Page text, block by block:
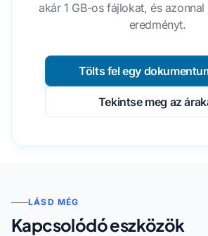
akár 1 GB-os fájlokat, és
eredményt.
Tölts fel egy
Tekintse meg az
LÁSD MÉG
Kapcsolódó eszközök